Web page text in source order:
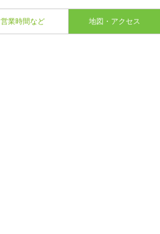
営業時間など 地図・アクセス